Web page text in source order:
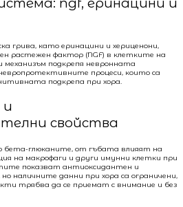
ngf, еринацини и
грива, като еринацини и хериценони,
растежен фактор (NGF) в клетките на
механизъм подкрепя невронната
процеси, които са
подкрепа при хора.
свойства
бета-глюканите, от гъбата влияят на
на макрофаги и други имунни клетки при
показват антиоксидантен и
наличните данни при хора са ограничени,
трябва да се приемат с внимание и без